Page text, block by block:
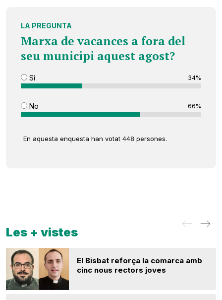
LA PREGUNTA
Marxa de vacances a fora del
seu municipi aquest agost?
Sí 34%
No 66%
En aquesta enquesta han votat 448 persones.
Les + vistes
El Bisbat reforça la comarca amb
cinc nous rectors joves